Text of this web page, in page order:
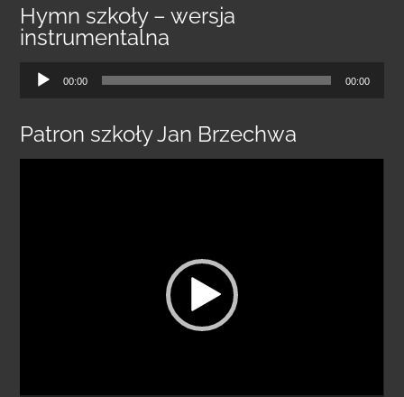
Hymn szkoły – wersja
instrumentalna
Odtwarzacz
plików
00:00 00:00
Patron szkoły Jan Brzechwa